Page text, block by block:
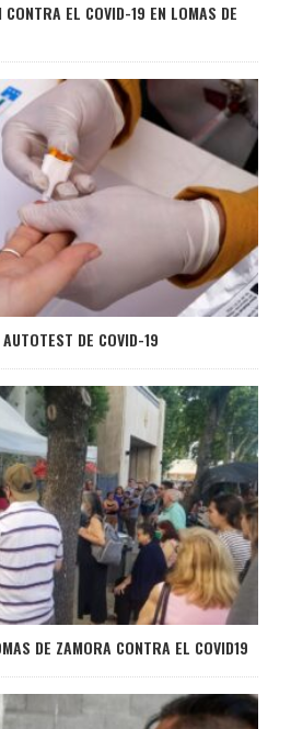
CONTRA EL COVID-19 EN LOMAS DE
DE COVID-19
DE ZAMORA CONTRA EL COVID19